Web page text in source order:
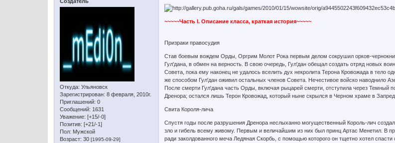
Откуда: Ульяновск
Зарегистрирован: 8 февраля, 2010г.
Приглашений: 0
Сообщений: 1631
Уважение: [+15/-0]
Позитив: [+21/-1]
Пол: Мужской
Возраст: 30 [1995-09-29]
~~~~~Часть I. Описание класса, краткая история~~~~~
Призраки правосудия
Став боевым вождем Орды, Оргрим Молот Рока первым делом сокрушил орков-
Гул'дана, в обмен на верность. В свою очередь, Гул'дан обещал создать отряд новых
Совета, пока ему наконец не удалось вселить дух некролита Терона Кровожада в тело
же способом Гул'дан оживил остальных членов Совета. Нечестивое войско наводнило
После смерти Гул'дана часть Орды, включая рыцарей смерти, отступила через
Дренора; остался лишь Терон Кровожад, который ныне скрылся в Черном храме в
Свита Короля-лича
Спустя годы после разрушения Дренора неслыханно могущественный Король-лич
зло и гибель всему живому. Первым и величайшим из них был принц Артас Менетил. В
ради заколдованного меча Ледяная Скорбь, с помощью которого он тщетно хотел спасти